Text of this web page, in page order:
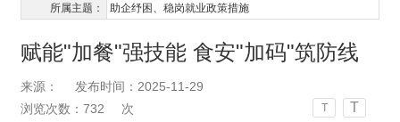
所属主题：
助企纾困、稳岗就业政策措施
赋能"加餐"强技能 食安"加码"筑防线
来源：
发布时间：2025-11-29
浏览次数： 732 次 T T